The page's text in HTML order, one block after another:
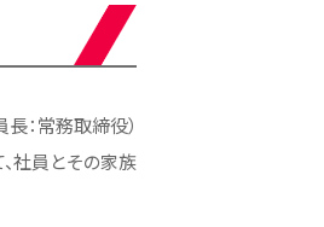
：常務取締役）
社員とその家族